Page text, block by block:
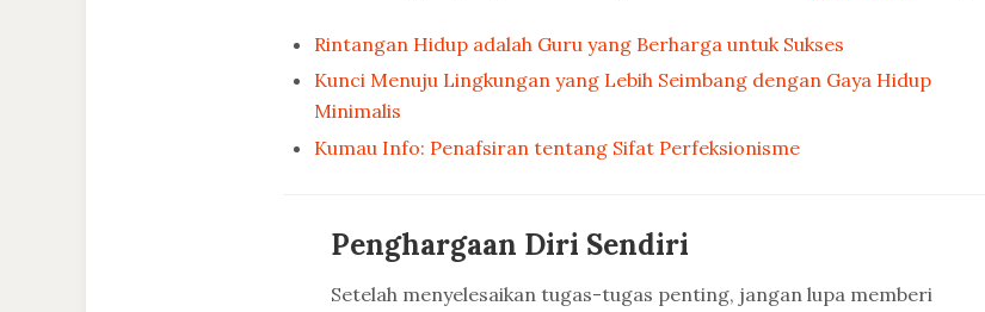
Rintangan Hidup adalah Guru yang Berharga untuk Sukses
Kunci Menuju Lingkungan yang Lebih Seimbang dengan Gaya Hidup
Minimalis
Kumau Info: Penafsiran tentang Sifat Perfeksionisme
Penghargaan Diri Sendiri
Setelah menyelesaikan tugas-tugas penting, jangan lupa memberi